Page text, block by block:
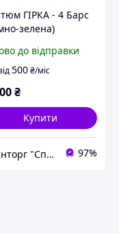
ГІРКА - 4 Барс
зелена)
до відправки
500₴/міс
₴
Купити
Воєнторг "Спецназ" - найкращий український військовий магазин — виробник! 97%